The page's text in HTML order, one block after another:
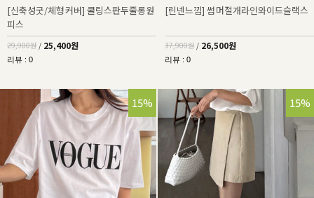
[신축성굿/체형커버] 쿨링스판두줄롱원
피스
29,900원 / 25,400원
리뷰 : 0
[린넨느낌] 썸머절개라인와이드슬랙스
37,900원 / 26,500원
리뷰 : 0
15% 15%